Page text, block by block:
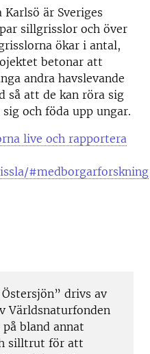
är Sveriges
sillgrisslor och över
ökar i antal,
betonar att
andra havslevande
så att de kan röra sig
och föda upp ungar.
live och rapportera
#medborgarforskning
drivs av
Världsnaturfonden
bland annat
silltrut för att